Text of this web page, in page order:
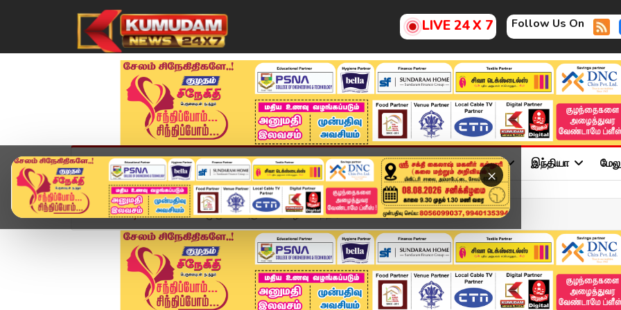
LIVE 24 X 7 Follow Us On
×
முகப்பு விளையாட்டு அண்மை தமிழ்நாடு சினிமா அரசியல் விளையாட்டு இந்தியா
Home வீடியோ ஸ்டோரி முருகன் அருள் பெற பழனி வந்த ரவி மோகன் | Ravi Mo...